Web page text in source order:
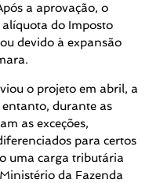
a aprovação, o
do Imposto
devido à expansão
o projeto em abril, a
entanto, durante as
as exceções,
para certos
uma carga tributária
da Fazenda